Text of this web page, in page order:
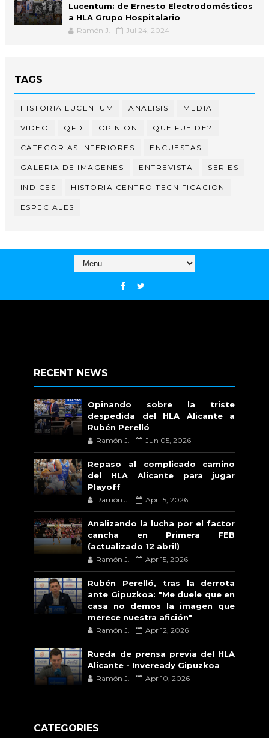
Lucentum: de Ernesto Electrodomésticos
a HLA Grupo Hospitalario
Ramón J. Jul 24, 2024
TAGS
HISTORIA LUCENTUM ANALISIS MEDIA
VIDEO QFD OPINION QUE FUE DE?
CATEGORIAS INFERIORES ENCUESTAS
GALERIA DE IMAGENES ENTREVISTA SERIES
INDICES HISTORIA CENTRO TECNIFICACION
ESPECIALES
RECENT NEWS
Opinando sobre la triste
despedida del HLA Alicante a
Rubén Perelló
Ramón J. Jun 05, 2026
Repaso al complicado camino
del HLA Alicante para jugar
Playoff
Ramón J. Apr 15, 2026
Analizando la lucha por el factor
cancha en Primera FEB
(actualizado 12 abril)
Ramón J. Apr 15, 2026
Rubén Perelló, tras la derrota
ante Gipuzkoa: "Me duele que en
casa no demos la imagen que
merece nuestra afición"
Ramón J. Apr 12, 2026
Rueda de prensa previa del HLA
Alicante - Inveready Gipuzkoa
Ramón J. Apr 10, 2026
CATEGORIES